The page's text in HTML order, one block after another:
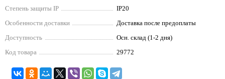
Степень защиты IP
IP20
Особенности доставки
Доставка после предоплаты
Доступность
Осн. склад (1-2 дня)
Код товара
29772